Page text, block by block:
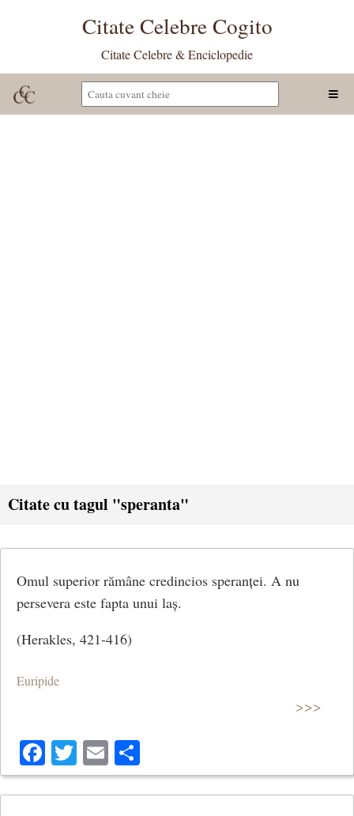
Citate Celebre Cogito
Citate Celebre & Enciclopedie
Citate cu tagul "speranta"
Omul superior rămâne credincios speranței. A nu
persevera este fapta unui laș.
(Herakles, 421-416)
Euripide
>>>
Facebook
Twitter
Email